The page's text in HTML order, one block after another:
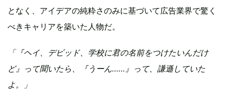
となく、アイデアの純粋さのみに基づいて広告業界で驚く
べきキャリアを築いた人物だ。
「『ヘイ、デビッド、学校に君の名前をつけたいんだけ
ど』って聞いたら、『うーん……』って、謙遜していた
よ。」